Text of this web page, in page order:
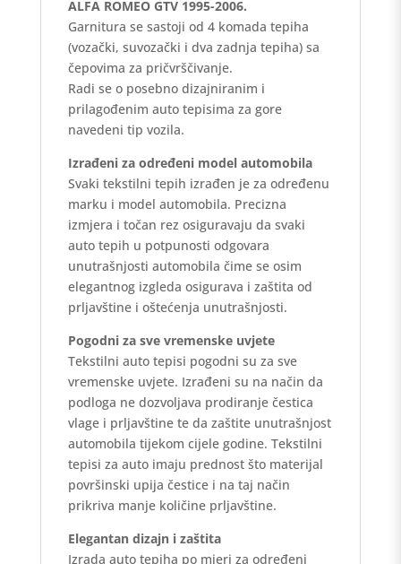
ALFA ROMEO GTV 1995-2006.
Garnitura se sastoji od 4 komada tepiha
(vozački, suvozački i dva zadnja tepiha) sa
čepovima za pričvrščivanje.
Radi se o posebno dizajniranim i
prilagođenim auto tepisima za gore
navedeni tip vozila.
Izrađeni za određeni model automobila
Svaki tekstilni tepih izrađen je za određenu
marku i model automobila. Precizna
izmjera i točan rez osiguravaju da svaki
auto tepih u potpunosti odgovara
unutrašnjosti automobila čime se osim
elegantnog izgleda osigurava i zaštita od
prljavštine i oštećenja unutrašnjosti.
Pogodni za sve vremenske uvjete
Tekstilni auto tepisi pogodni su za sve
vremenske uvjete. Izrađeni su na način da
podloga ne dozvoljava prodiranje čestica
vlage i prljavštine te da zaštite unutrašnjost
automobila tijekom cijele godine. Tekstilni
tepisi za auto imaju prednost što materijal
površinski upija čestice i na taj način
prikriva manje količine prljavštine.
Elegantan dizajn i zaštita
Izrada auto tepiha po mjeri za određeni